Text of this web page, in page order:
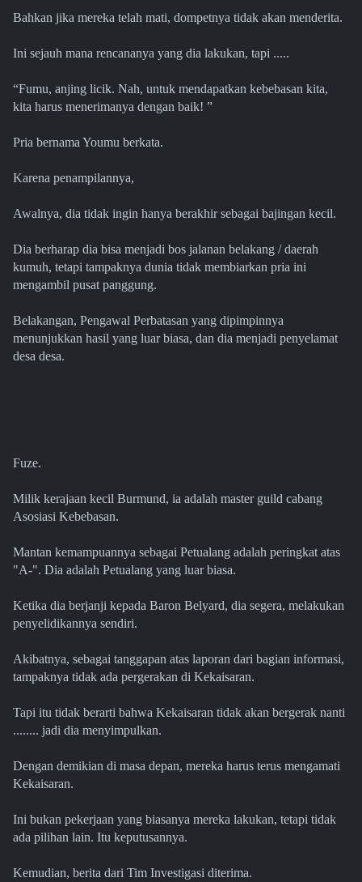
Bahkan jika mereka telah mati, dompetnya tidak akan menderita.
Ini sejauh mana rencananya yang dia lakukan, tapi .....
“Fumu, anjing licik. Nah, untuk mendapatkan kebebasan kita,
kita harus menerimanya dengan baik! ”
Pria bernama Youmu berkata.
Karena penampilannya,
Awalnya, dia tidak ingin hanya berakhir sebagai bajingan kecil.
Dia berharap dia bisa menjadi bos jalanan belakang / daerah
kumuh, tetapi tampaknya dunia tidak membiarkan pria ini
mengambil pusat panggung.
Belakangan, Pengawal Perbatasan yang dipimpinnya
menunjukkan hasil yang luar biasa, dan dia menjadi penyelamat
desa desa.
Fuze.
Milik kerajaan kecil Burmund, ia adalah master guild cabang
Asosiasi Kebebasan.
Mantan kemampuannya sebagai Petualang adalah peringkat atas
"A-". Dia adalah Petualang yang luar biasa.
Ketika dia berjanji kepada Baron Belyard, dia segera, melakukan
penyelidikannya sendiri.
Akibatnya, sebagai tanggapan atas laporan dari bagian informasi,
tampaknya tidak ada pergerakan di Kekaisaran.
Tapi itu tidak berarti bahwa Kekaisaran tidak akan bergerak nanti
........ jadi dia menyimpulkan.
Dengan demikian di masa depan, mereka harus terus mengamati
Kekaisaran.
Ini bukan pekerjaan yang biasanya mereka lakukan, tetapi tidak
ada pilihan lain. Itu keputusannya.
Kemudian, berita dari Tim Investigasi diterima.